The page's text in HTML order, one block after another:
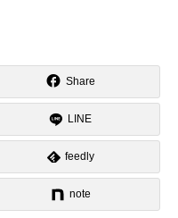
Share
LINE
feedly
note